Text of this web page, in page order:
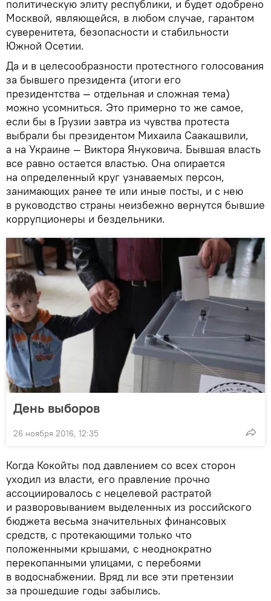
политическую элиту республики, и будет одобрено
Москвой, являющейся, в любом случае, гарантом
суверенитета, безопасности и стабильности
Южной Осетии.
Да и в целесообразности протестного голосования
за бывшего президента (итоги его
президентства — отдельная и сложная тема)
можно усомниться. Это примерно то же самое,
если бы в Грузии завтра из чувства протеста
выбрали бы президентом Михаила Саакашвили,
а на Украине — Виктора Януковича. Бывшая власть
все равно остается властью. Она опирается
на определенный круг узнаваемых персон,
занимающих ранее те или иные посты, и с нею
в руководство страны неизбежно вернутся бывшие
коррупционеры и бездельники.
День выборов
26 ноября 2016, 12:35
Когда Кокойты под давлением со всех сторон
уходил из власти, его правление прочно
ассоциировалось с нецелевой растратой
и разворовыванием выделенных из российского
бюджета весьма значительных финансовых
средств, с протекающими только что
положенными крышами, с неоднократно
перекопанными улицами, с перебоями
в водоснабжении. Вряд ли все эти претензии
за прошедшие годы забылись.